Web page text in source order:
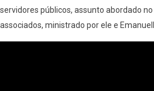
servidores públicos, assunto abordado
associados, ministrado por ele e